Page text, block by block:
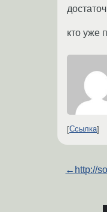
кто уже
Ссылка
← http://